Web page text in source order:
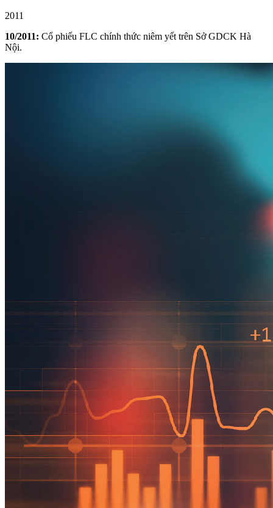
2011
10/2011: Cổ phiếu FLC chính thức niêm yết trên Sở GDCK Hà
Nội.